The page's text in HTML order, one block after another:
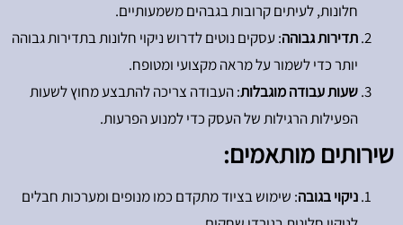
חלונות, לעיתים קרובות בגבהים משמעותיים.
תדירות גבוהה: עסקים נוטים לדרוש ניקוי חלונות בתדירות גבוהה
יותר כדי לשמור על מראה מקצועי ומטופח.
שעות עבודה מוגבלות: העבודה צריכה להתבצע מחוץ לשעות
הפעילות הרגילות של העסק כדי למנוע הפרעות.
שירותים מותאמים:
ניקוי בגובה: שימוש בציוד מתקדם כמו מנופים ומערכות חבלים